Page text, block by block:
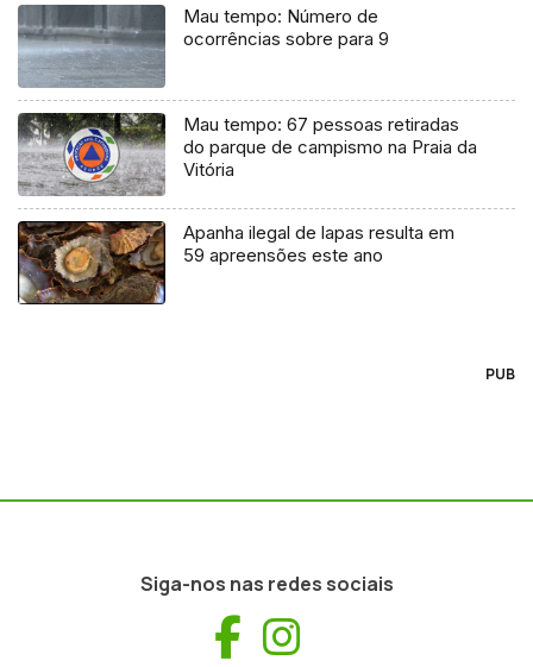
Mau tempo: Número de
ocorrências sobre para 9
Mau tempo: 67 pessoas retiradas
do parque de campismo na Praia da
Vitória
Apanha ilegal de lapas resulta em
59 apreensões este ano
PUB
Siga-nos nas redes sociais
Facebook